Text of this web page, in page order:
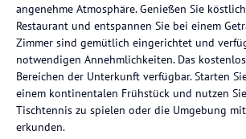
angenehme Atmosphäre. Genießen Sie
Restaurant und entspannen Sie bei einem
Zimmer sind gemütlich eingerichtet und
notwendigen Annehmlichkeiten. Das
Bereichen der Unterkunft verfügbar. Starten
einem kontinentalen Frühstück und nutzen
Tischtennis zu spielen oder die Umgebung
erkunden.